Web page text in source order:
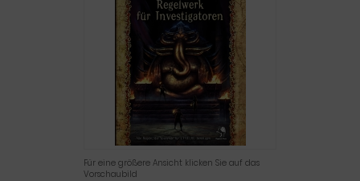
Für eine größere Ansicht klicken Sie auf das
Vorschaubild